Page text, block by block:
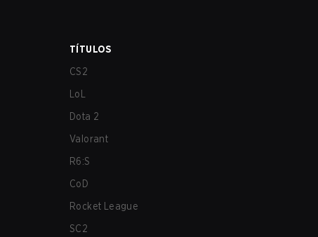
TÍTULOS
CS2
LoL
Dota 2
Valorant
R6:S
CoD
Rocket League
SC2